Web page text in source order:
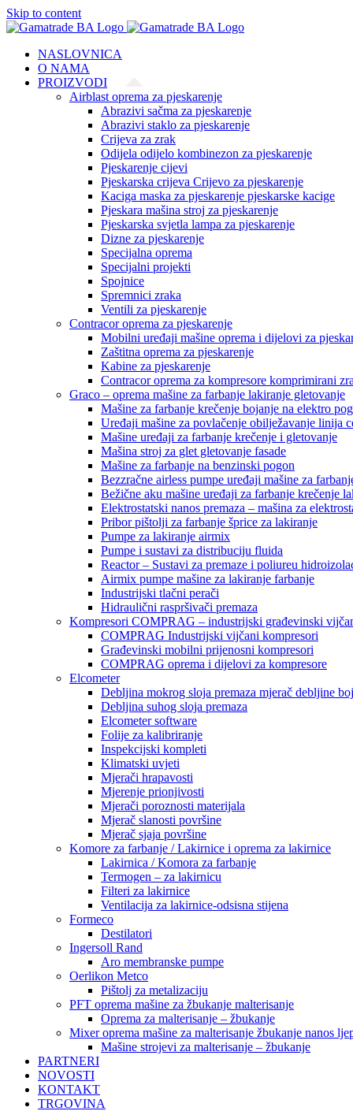
Skip to content
NASLOVNICA
O NAMA
PROIZVODI
Airblast oprema za pjeskarenje
Abrazivi sačma za pjeskarenje
Abrazivi staklo za pjeskarenje
Crijeva za zrak
Odijela odijelo kombinezon za pjeskarenje
Pjeskarenje cijevi
Pjeskarska crijeva Crijevo za pjeskarenje
Kaciga maska za pjeskarenje pjeskarske kacige
Pjeskara mašina stroj za pjeskarenje
Pjeskarska svjetla lampa za pjeskarenje
Dizne za pjeskarenje
Specijalna oprema
Specijalni projekti
Spojnice
Spremnici zraka
Ventili za pjeskarenje
Contracor oprema za pjeskarenje
Mobilni uređaji mašine oprema i dijelovi za
Zaštitna oprema za pjeskarenje
Kabine za pjeskarenje
Contracor oprema za kompresore komprimirani
Graco – oprema mašine za farbanje lakiranje gletovanje
Mašine za farbanje krečenje bojanje na elektro
Uređaji mašine za povlačenje obilježavanje linija
Mašine uređaji za farbanje krečenje i gletovanje
Mašina stroj za glet gletovanje fasade
Mašine za farbanje na benzinski pogon
Bezzračne airless pumpe uređaji mašine za
Bežične aku mašine uređaji za farbanje krečenje
Elektrostatski nanos premaza – mašina za
Pribor pištolji za farbanje šprice za lakiranje
Pumpe za lakiranje airmix
Pumpe i sustavi za distribuciju fluida
Reactor – Sustavi za premaze i poliureu
Airmix pumpe mašine za lakiranje farbanje
Industrijski tlačni perači
Hidraulični raspršivači premaza
Kompresori COMPRAG – industrijski građevinski
COMPRAG Industrijski vijčani kompresori
Građevinski mobilni prijenosni kompresori
COMPRAG oprema i dijelovi za kompresore
Elcometer
Debljina mokrog sloja premaza mjerač debljine
Debljina suhog sloja premaza
Elcometer software
Folije za kalibriranje
Inspekcijski kompleti
Klimatski uvjeti
Mjerači hrapavosti
Mjerenje prionjivosti
Mjerači poroznosti materijala
Mjerač slanosti površine
Mjerač sjaja površine
Komore za farbanje / Lakirnice i oprema za lakirnice
Lakirnica / Komora za farbanje
Termogen – za lakirnicu
Filteri za lakirnice
Ventilacija za lakirnice-odsisna stijena
Formeco
Destilatori
Ingersoll Rand
Aro membranske pumpe
Oerlikon Metco
Pištolj za metalizaciju
PFT oprema mašine za žbukanje malterisanje
Oprema za malterisanje – žbukanje
Mixer oprema mašine za malterisanje žbukanje nanos
Mašine strojevi za malterisanje – žbukanje
PARTNERI
NOVOSTI
KONTAKT
TRGOVINA